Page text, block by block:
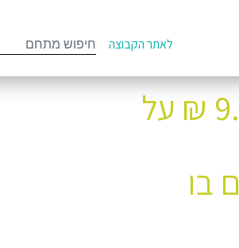
לאתר הקבוצה
for:
מבצע מכירות חורף ברשת טו גו – 9.90-79.90 ₪ על
בו